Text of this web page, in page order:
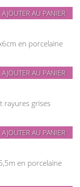
AJOUTER AU PANIER
en porcelaine
AJOUTER AU PANIER
rayures grises
AJOUTER AU PANIER
en porcelaine